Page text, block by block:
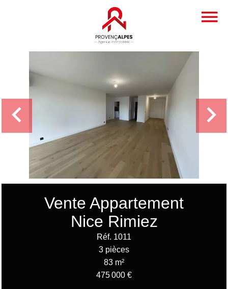
Vente Appartement
Nice Rimiez
Réf. 1011
3 pièces
83 m²
475 000 €